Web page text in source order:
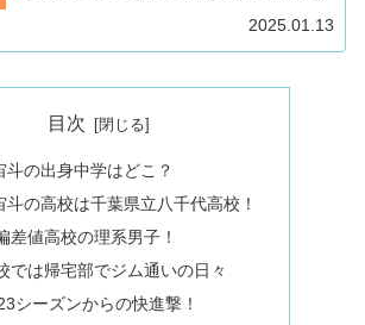
2025.01.13
目次
斗の出身中学はどこ？
斗の高校は千葉県立八千代高校！
差値高校の理系男子！
では帰宅部でジム通いの日々
シーズンからの快進撃！